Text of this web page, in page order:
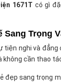
1671T có gì
Trọng
nghi và
cần thao
sang trọng